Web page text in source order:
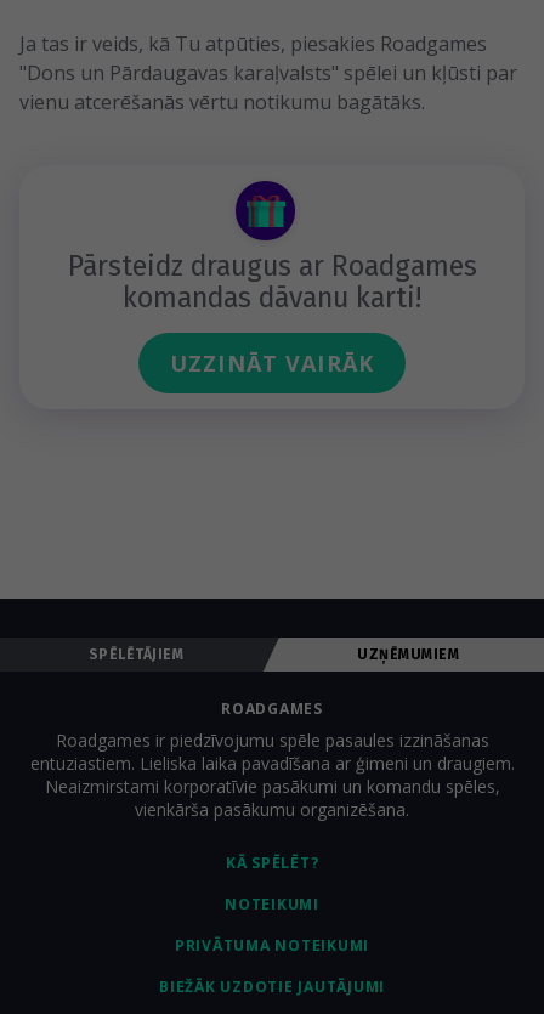
Ja tas ir veids, kā Tu atpūties, piesakies Roadgames
"Dons un Pārdaugavas karaļvalsts" spēlei un kļūsti par
vienu atcerēšanās vērtu notikumu bagātāks.
Pārsteidz draugus ar Roadgames
komandas dāvanu karti!
UZZINĀT VAIRĀK
SPĒLĒTĀJIEM UZŅĒMUMIEM
KĀ SPĒLĒT?
NOTEIKUMI
PRIVĀTUMA NOTEIKUMI
BIEŽĀK UZDOTIE JAUTĀJUMI
ROADGAMES
Roadgames ir piedzīvojumu spēle pasaules izzināšanas
entuziastiem. Lieliska laika pavadīšana ar ģimeni un draugiem.
Neaizmirstami korporatīvie pasākumi un komandu spēles,
vienkārša pasākumu organizēšana.